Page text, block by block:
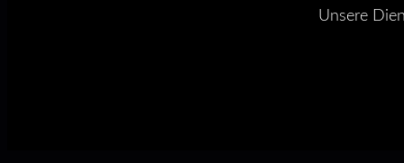
Unsere